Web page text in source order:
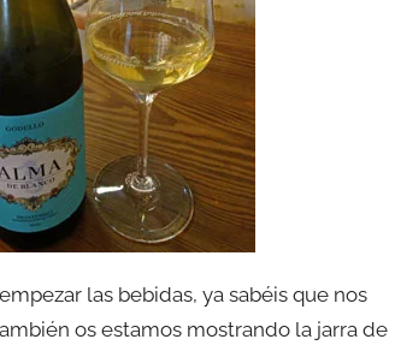
las bebidas, ya sabéis que nos
os estamos mostrando la jarra de